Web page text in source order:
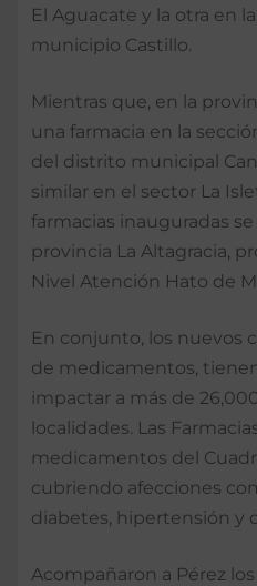
El Aguacate y la otra en
municipio Castillo.
Mientras que, en la
una farmacia en la
del distrito municipal
similar en el sector La
farmacias inauguradas
provincia La Altagracia,
Nivel Atención Hato de
En conjunto, los nuevos
de medicamentos,
impactar a más de
localidades. Las
medicamentos del
cubriendo afecciones
diabetes, hipertensión y
Acompañaron a Pérez